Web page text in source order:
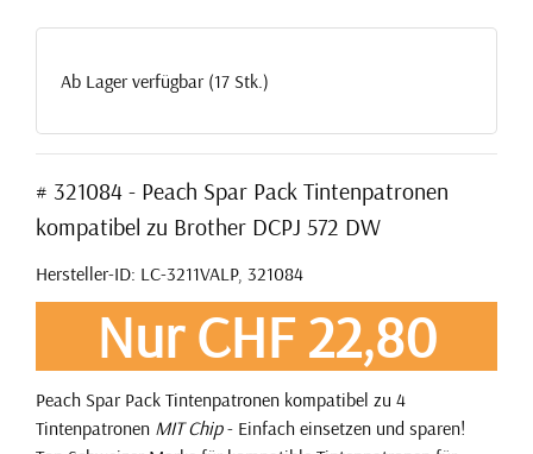
Ab Lager verfügbar (17 Stk.)
# 321084 - Peach Spar Pack Tintenpatronen
kompatibel zu Brother DCPJ 572 DW
Hersteller-ID: LC-3211VALP, 321084
Nur CHF 22,80
Peach Spar Pack Tintenpatronen kompatibel zu 4
Tintenpatronen MIT Chip- Einfach einsetzen und sparen!